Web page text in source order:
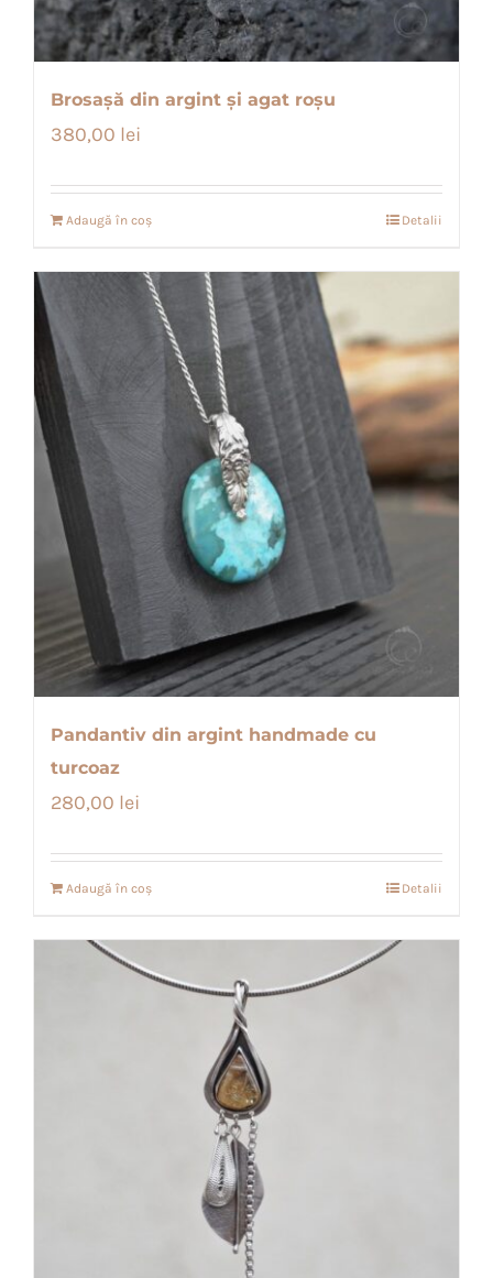
Brosașă din argint și agat roșu
380,00 lei
Adaugă în coș Detalii
Pandantiv din argint handmade cu
turcoaz
280,00 lei
Adaugă în coș Detalii